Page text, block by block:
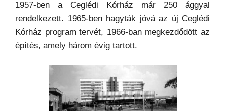
1957-ben a Ceglédi Kórház már 250 ággyal
rendelkezett. 1965-ben hagyták jóvá az új Ceglédi
Kórház program tervét, 1966-ban megkezdődött az
építés, amely három évig tartott.